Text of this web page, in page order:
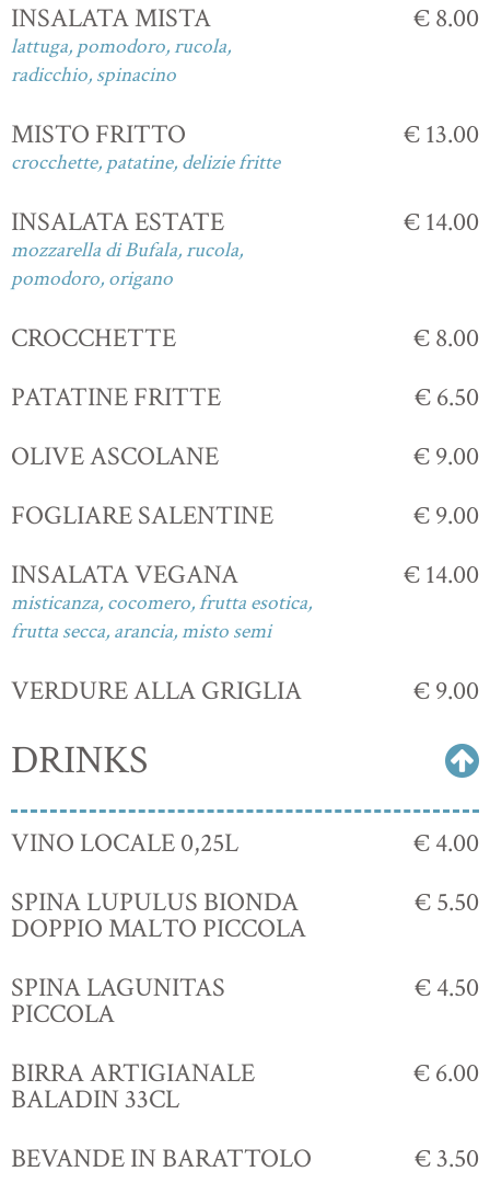
INSALATA MISTA
lattuga, pomodoro, rucola,
radicchio, spinacino
€ 8.00
MISTO FRITTO
crocchette, patatine, delizie fritte
€ 13.00
INSALATA ESTATE
mozzarella di Bufala, rucola,
pomodoro, origano
€ 14.00
CROCCHETTE
€ 8.00
PATATINE FRITTE
€ 6.50
OLIVE ASCOLANE
€ 9.00
FOGLIARE SALENTINE
€ 9.00
INSALATA VEGANA
misticanza, cocomero, frutta esotica,
frutta secca, arancia, misto semi
€ 14.00
VERDURE ALLA GRIGLIA € 9.00
DRINKS
VINO LOCALE 0,25L
€ 4.00
SPINA LUPULUS BIONDA
DOPPIO MALTO PICCOLA
€ 5.50
SPINA LAGUNITAS
PICCOLA
€ 4.50
BIRRA ARTIGIANALE
BALADIN 33CL
€ 6.00
BEVANDE IN BARATTOLO
€ 3.50